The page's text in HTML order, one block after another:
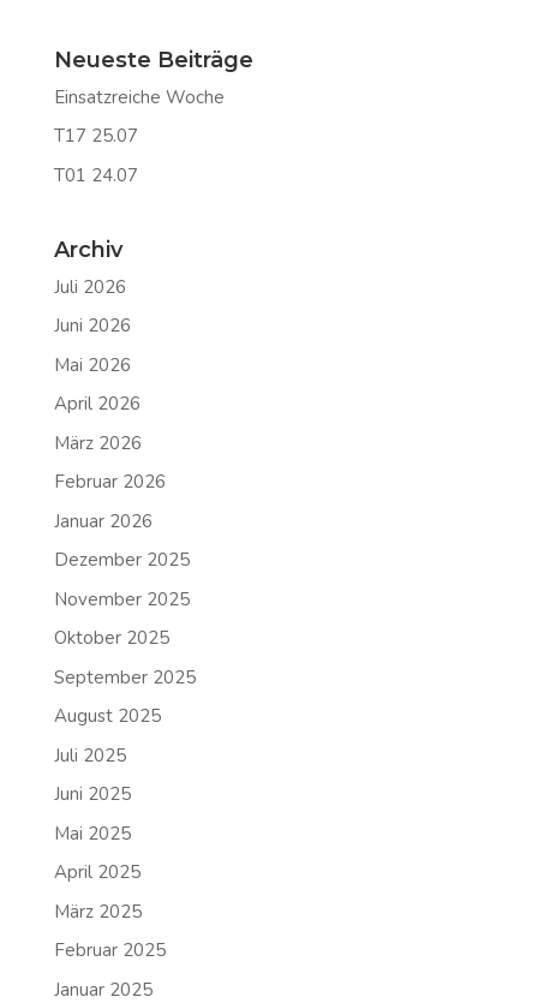
Neueste Beiträge
Einsatzreiche Woche
T17 25.07
T01 24.07
Archiv
Juli 2026
Juni 2026
Mai 2026
April 2026
März 2026
Februar 2026
Januar 2026
Dezember 2025
November 2025
Oktober 2025
September 2025
August 2025
Juli 2025
Juni 2025
Mai 2025
April 2025
März 2025
Februar 2025
Januar 2025